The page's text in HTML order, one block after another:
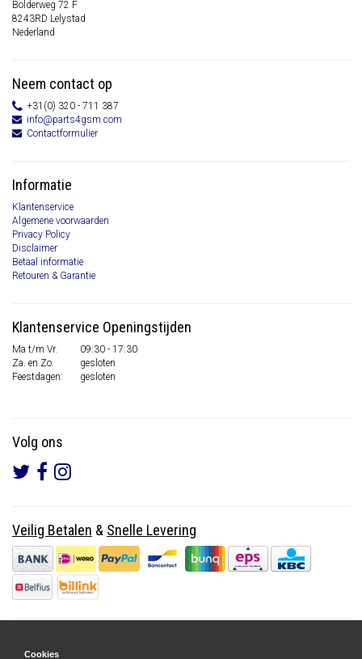
Bolderweg 72 F
8243RD Lelystad
Nederland
Neem contact op
+31(0) 320 - 711 387
info@parts4gsm.com
Contactformulier
Informatie
Klantenservice
Algemene voorwaarden
Privacy Policy
Disclaimer
Betaal informatie
Retouren & Garantie
Klantenservice Openingstijden
Ma t/m Vr.
09:30 - 17:30
Za. en Zo.
gesloten
Feestdagen:
gesloten
Volg ons
Veilig Betalen & Snelle Levering
Cookies